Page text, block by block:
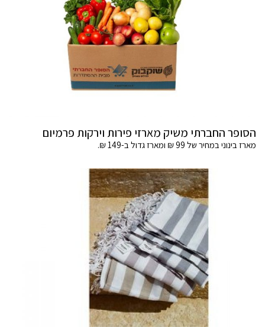
הסופר החברתי משיק מארזי פירות וירקות פרמיום
מארז בינוני במחיר של 99 ₪ ומארז גדול ב-149 ₪.